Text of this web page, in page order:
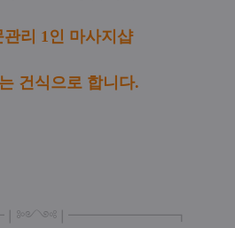
관리 1인 마사지샵
건식으로 합니다.
❘༻༺❘ ━━━━━━━━┓